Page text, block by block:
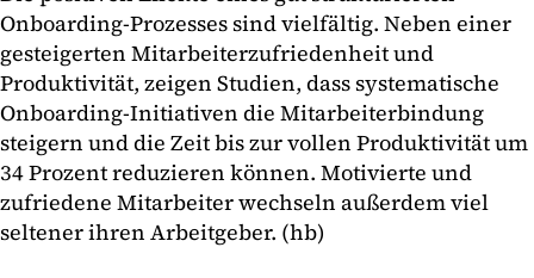
Onboarding-Prozesses sind vielfältig. Neben einer
gesteigerten Mitarbeiterzufriedenheit und
Produktivität, zeigen Studien, dass systematische
Onboarding-Initiativen die Mitarbeiterbindung
steigern und die Zeit bis zur vollen Produktivität um
34 Prozent reduzieren können. Motivierte und
zufriedene Mitarbeiter wechseln außerdem viel
seltener ihren Arbeitgeber. (hb)